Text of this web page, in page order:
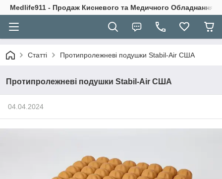
Medlife911 - Продаж Кисневого та Медичного Обладнання
Статті Протипролежневі подушки Stabil-Air США
Протипролежневі подушки Stabil-Air США
04.04.2024